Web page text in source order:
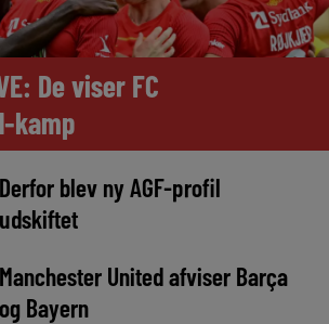
De viser FC
kamp
Derfor blev ny AGF-profil
udskiftet
Manchester United afviser Barça
og Bayern